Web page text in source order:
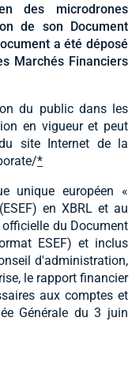
des microdrones
de son Document
a été déposé
Marchés Financiers
du public dans les
en vigueur et peut
site Internet de la
*
unique européen «
en XBRL et au
du Document
ESEF) et inclus
d'administration,
le rapport financier
aux comptes et
Générale du 3 juin